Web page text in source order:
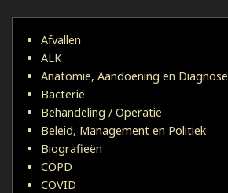
Afvallen
ALK
Anatomie, Aandoening en Diagnose
Bacterie
Behandeling / Operatie
Beleid, Management en Politiek
Biografieën
COPD
COVID